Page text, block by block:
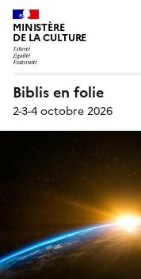
MINISTÈRE
DE LA CULTURE
Biblis en folie
2-3-4 octobre 2026